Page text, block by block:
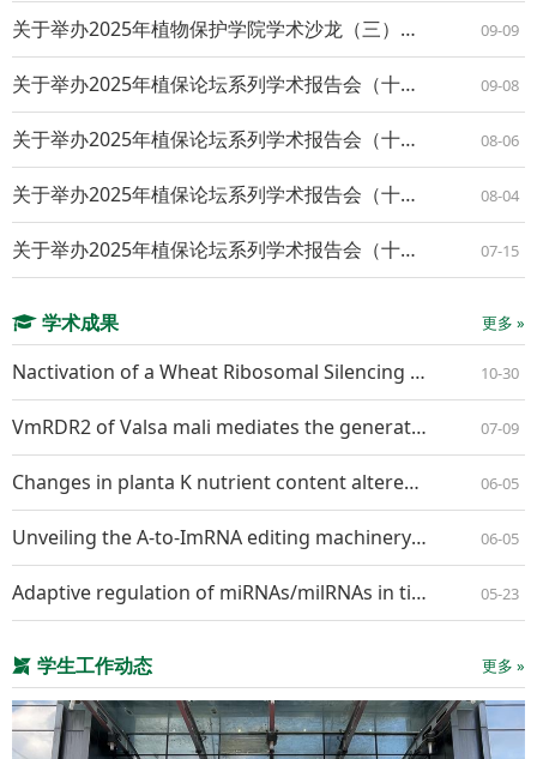
关于举办2025年植物保护学院学术沙龙（三）的通知 09-09
关于举办2025年植保论坛系列学术报告会（十九）的通知 09-08
关于举办2025年植保论坛系列学术报告会（十八）的通知 08-06
关于举办2025年植保论坛系列学术报告会（十七）的通知 08-04
关于举办2025年植保论坛系列学术报告会（十六）的通知 07-15
学术成果 更多 »
Nactivation of a Wheat Ribosomal Silencing Factor Gene TaRsfS Confers Resistance to Both Powdery Mildew and Stripe Rust 10-30
VmRDR2 of Valsa mali mediates the generation of VmR2-siR1 that suppresses apple resistance by RNA interference 07-09
Changes in planta K nutrient content altered the interaction pattern between Nicotiana benthamiana and Alternaria longipes 06-05
Unveiling the A-to-ImRNA editing machineryand its regulation and evolution in fungi 06-05
Adaptive regulation of miRNAs/milRNAs in tissue specific interaction between apple and Valsa mali 05-23
学生工作动态 更多 »